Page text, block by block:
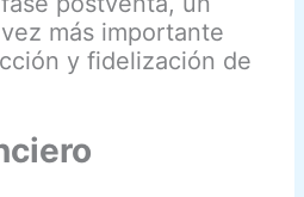
más importante
y fidelización de